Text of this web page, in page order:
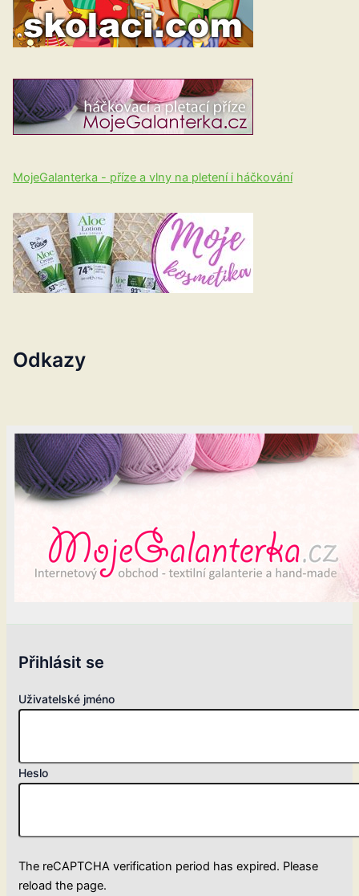
MojeGalanterka - příze a vlny na pletení i háčkování
Odkazy
Přihlásit se
Uživatelské jméno
Heslo
The reCAPTCHA verification period has expired. Please
reload the page.